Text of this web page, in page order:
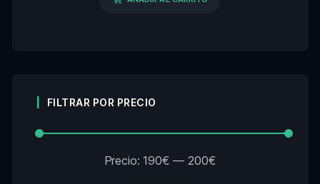
FILTRAR POR PRECIO
Precio:190€ —200€